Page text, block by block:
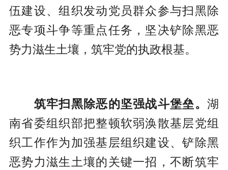
伍建设、组织发动党员群众参与扫黑除
恶专项斗争等重点任务，坚决铲除黑恶
势力滋生土壤，筑牢党的执政根基。
筑牢扫黑除恶的坚强战斗堡垒。湖
南省委组织部把整顿软弱涣散基层党组
织工作作为加强基层组织建设、铲除黑
恶势力滋生土壤的关键一招，不断筑牢